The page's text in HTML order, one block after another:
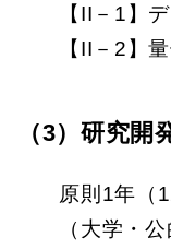
【II－1】
【II－2】
（3）研究開
原則1年（
（大学・